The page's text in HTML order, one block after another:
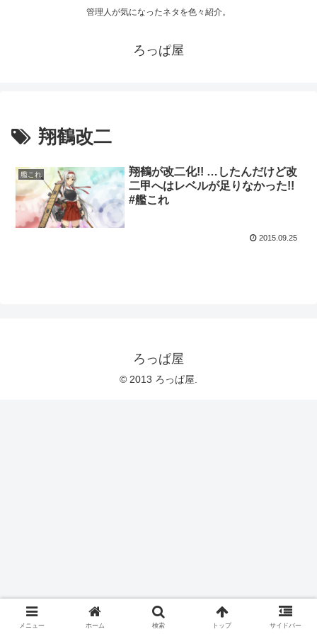
管理人が気になったネタを色々紹介。
ろっぱ屋
翔鶴改二
艦これ
翔鶴が改二化!! …したんだけど改
二甲へはレベルが足りなかった!!
#艦これ
2015.09.25
ろっぱ屋
© 2013 ろっぱ屋.
メニュー ホーム 検索 トップ サイドバー